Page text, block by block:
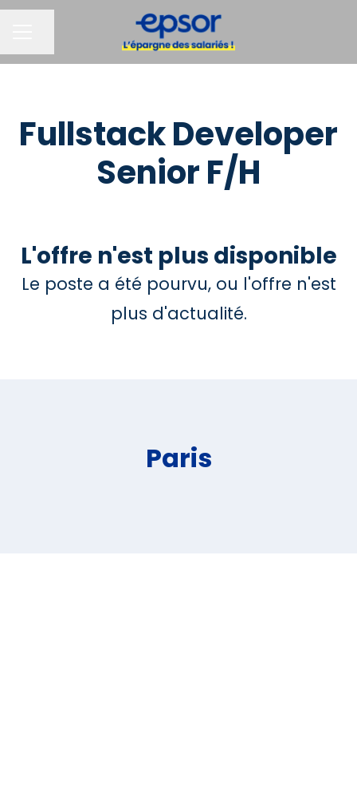
Partager la page
Fullstack Developer
Senior F/H
L'offre n'est plus disponible
Le poste a été pourvu, ou l'offre n'est
plus d'actualité.
Paris